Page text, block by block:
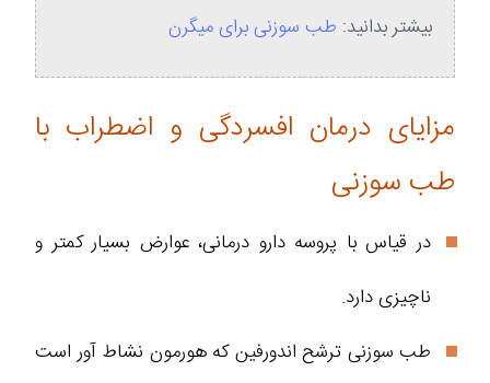
بیشتر بدانید: طب سوزنی برای میگرن
مزایای درمان افسردگی و اضطراب با
طب سوزنی
در قیاس با پروسه دارو درمانی، عوارض بسیار کمتر و
ناچیزی دارد.
طب سوزنی ترشح اندورفین که هورمون نشاط آور است